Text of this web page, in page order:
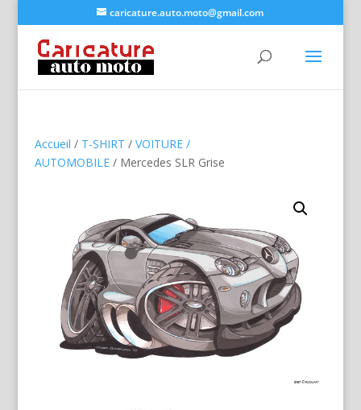
caricature.auto.moto@gmail.com
Accueil / T-SHIRT / VOITURE /
AUTOMOBILE/ Mercedes SLR Grise